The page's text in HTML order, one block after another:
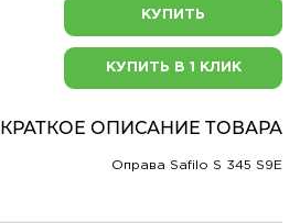
КУПИТЬ
КУПИТЬ В 1 КЛИК
КРАТКОЕ ОПИСАНИЕ ТОВАРА
Оправа Safilo S 345 S9E